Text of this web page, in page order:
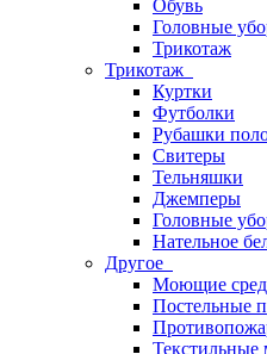
Обувь
Головные
Трикотаж
Трикотаж
Куртки
Футболки
Рубашки
Свитеры
Тельняшки
Джемперы
Головные
Нательное
Другое
Моющие
Постельные
Текстильные